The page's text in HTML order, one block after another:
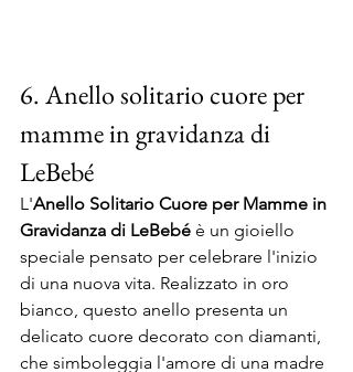
6. Anello solitario cuore per
mamme in gravidanza di
LeBebé
L'Anello Solitario Cuore per Mamme in
Gravidanza di LeBebé è un gioiello
speciale pensato per celebrare l'inizio
di una nuova vita. Realizzato in oro
bianco, questo anello presenta un
delicato cuore decorato con diamanti,
che simboleggia l'amore di una madre